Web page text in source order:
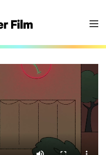
hallo@frischerfilm.de
aus oder
melden uns bei
Projekt-Team